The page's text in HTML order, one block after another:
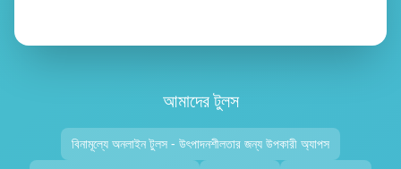
আমাদের টুলস
বিনামূল্যে অনলাইন টুলস - উৎপাদনশীলতার জন্য উপকারী অ্যাপস